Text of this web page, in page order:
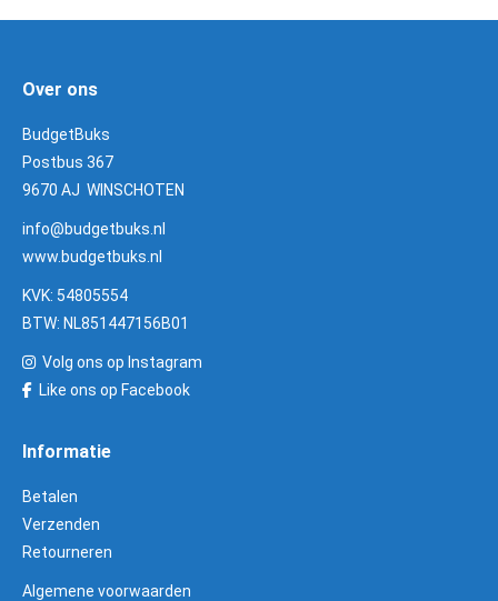
Over ons
BudgetBuks
Postbus 367
9670 AJ WINSCHOTEN
info@budgetbuks.nl
www.budgetbuks.nl
KVK: 54805554
BTW: NL851447156B01
Volg ons op Instagram
Like ons op Facebook
Informatie
Betalen
Verzenden
Retourneren
Algemene voorwaarden